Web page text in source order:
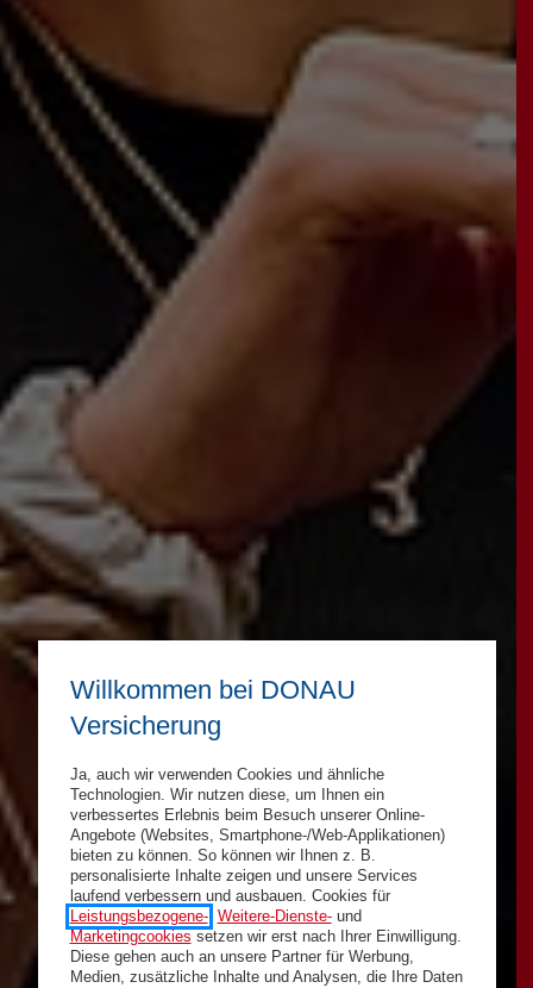
Willkommen bei DONAU
Versicherung
Ja, auch wir verwenden Cookies und ähnliche
Technologien. Wir nutzen diese, um Ihnen ein
verbessertes Erlebnis beim Besuch unserer Online-
Angebote (Websites, Smartphone-/Web-Applikationen)
bieten zu können. So können wir Ihnen z. B.
personalisierte Inhalte zeigen und unsere Services
laufend verbessern und ausbauen. Cookies für
Leistungsbezogene-, Weitere-Dienste-und
Marketingcookies setzen wir erst nach Ihrer Einwilligung.
Diese gehen auch an unsere Partner für Werbung,
Medien, zusätzliche Inhalte und Analysen, die Ihre Daten